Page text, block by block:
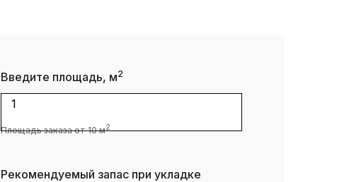
Введите площадь, м2
1
Площадь заказа от 10 м2
Рекомендуемый запас при укладке